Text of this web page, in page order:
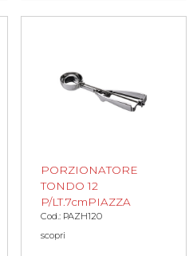
PORZIONATORE
TONDO 12
P/LT.7cmPIAZZA
Cod.: PAZH120
scopri